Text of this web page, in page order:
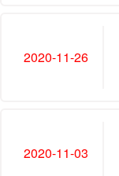
2020-11-26
2020-11-03